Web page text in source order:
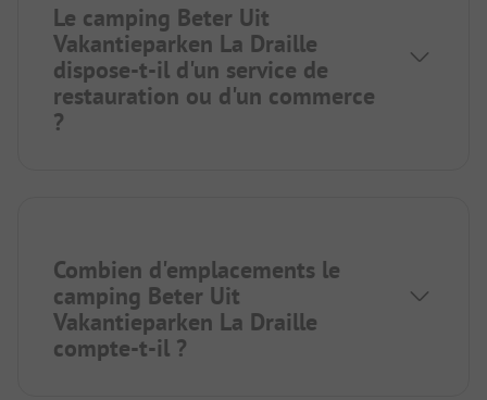
Le camping Beter Uit
Vakantieparken La Draille
dispose-t-il d'un service de
restauration ou d'un commerce
?
Combien d'emplacements le
camping Beter Uit
Vakantieparken La Draille
compte-t-il ?